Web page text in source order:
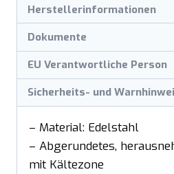
Herstellerinformationen
Dokumente
EU Verantwortliche Person
Sicherheits- und
– Material: Edelstahl
– Abgerundetes,
mit Kältezone